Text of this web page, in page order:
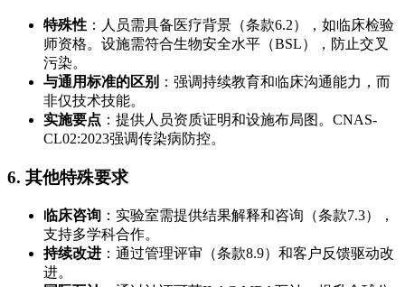
特殊性 ：人员需具备医疗背景（条款6.2），如临床检验
师资格。设施需符合生物安全水平（BSL），防止交叉
污染。
与通用标准的区别 ：强调持续教育和临床沟通能力，而
非仅技术技能。
实施要点 ：提供人员资质证明和设施布局图。CNAS-
CL02:2023强调传染病防控。
6. 其他特殊要求
临床咨询 ：实验室需提供结果解释和咨询（条款7.3），
支持多学科合作。
持续改进 ：通过管理评审（条款8.9）和客户反馈驱动改
进。